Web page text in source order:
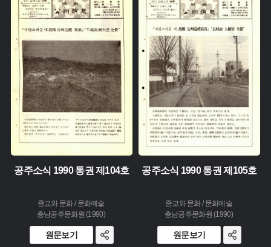
주제 :
유형 :
생산 :
소장 :
공주소식 1990 통권 제104호
종교와 문화 / 문화예술
충남공주문화원 (1990)
원문보기
주제 :
유형 :
생산 :
소장 :
공주소식 1990 통권 제105호
종교와 문화 / 문화예술
충남공주문화원 (1990)
원문보기